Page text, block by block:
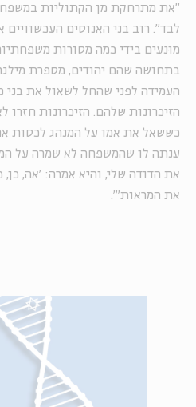
"את מתרחקת מן הקתוליות
לבד". רוב בני האנוסים העכשוויים
מוּנעים בידי כמה מסורות
בתחושה שהם יהודים, מספרת
העמידה לפני שהחל לשאול את בני
הזיכרונות שלהם. הזיכרונות חזרו
כששאל את אמו על המנהג לכסות
ענתה לו שהמשפחה לא שמרה על
את הדודה שלי, והיא אמרה: 'אה,
את המראות'".